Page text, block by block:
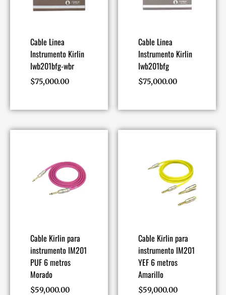
Cable Linea
Instrumento Kirlin
Iwb201bfg-wbr
$75,000.00
Cable Linea
Instrumento Kirlin
Iwb201bfg
$75,000.00
Cable Kirlin para
instrumento IM201
PUF 6 metros
Morado
$59,000.00
Cable Kirlin para
instrumento IM201
YEF 6 metros
Amarillo
$59,000.00